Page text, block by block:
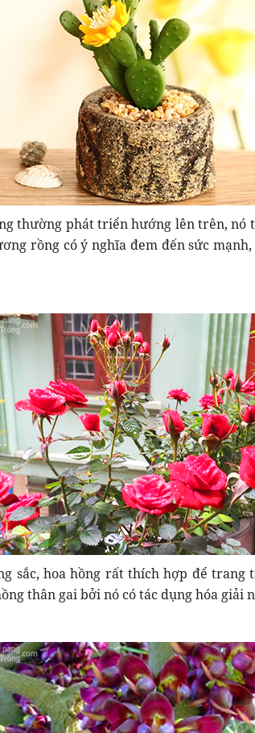
thường phát triển hướng lên trên, nó
rồng có ý nghĩa đem đến sức
sắc, hoa hồng rất thích hợp để trang
thân gai bởi nó có tác dụng hóa giải